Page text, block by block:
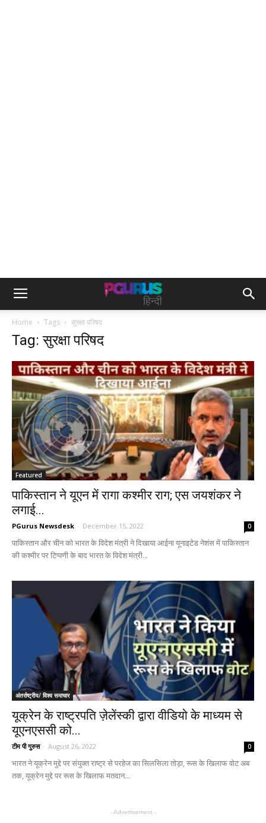
Home Tags सुरक्षा परिषद
Tag: सुरक्षा परिषद
Featured
पाकिस्तान ने यूएन में रागा कश्मीर राग; एस जयशंकर ने
लगाई...
PGurus Newsdesk - December 15, 2022 0
पाकिस्तान और चीन को भारत के विदेश मंत्री ने दिखाया आईना यूनाइटेड नेशंस में पाकिस्तान
की कश्मीर पर टिप्पणी के बाद भारत के विदेश मंत्री...
अंतर्राष्ट्रीय/ विश्व समाचार
यूक्रेन के राष्ट्रपति ज़ेलेंस्की द्वारा वीडियो के माध्यम से
यूएनएससी को...
टीम पी गुरुस - August 26, 2022 0
भारत ने यूक्रेन मुद्दे पर संयुक्त राष्ट्र से परहेज का सिलसिला तोड़ा, रूस के खिलाफ वोट अब
तक, यूक्रेन मुद्दे पर रूस के खिलाफ मतदान...
- Advertisement -